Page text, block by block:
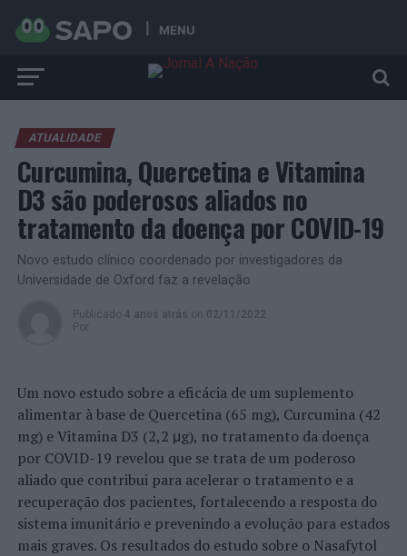
MENU
ATUALIDADE
Curcumina, Quercetina e Vitamina
D3 são poderosos aliados no
tratamento da doença por COVID-19
Novo estudo clínico coordenado por investigadores da
Universidade de Oxford faz a revelação
Publicado 4 anos atrás on 02/11/2022
Por
Um novo estudo sobre a eficácia de um suplemento
alimentar à base de Quercetina (65 mg), Curcumina (42
mg) e Vitamina D3 (2,2 μg), no tratamento da doença
por COVID-19 revelou que se trata de um poderoso
aliado que contribui para acelerar o tratamento e a
recuperação dos pacientes, fortalecendo a resposta do
sistema imunitário e prevenindo a evolução para estados
mais graves. Os resultados do estudo sobre o Nasafytol